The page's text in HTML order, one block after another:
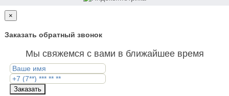
×
Заказать обратный звонок
Мы свяжемся с вами в ближайшее время
Заказать